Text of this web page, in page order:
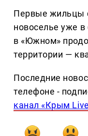
Первые жильцы
новоселье уже
в «Южном»
территории —
Последние
телефоне -
канал «Крым